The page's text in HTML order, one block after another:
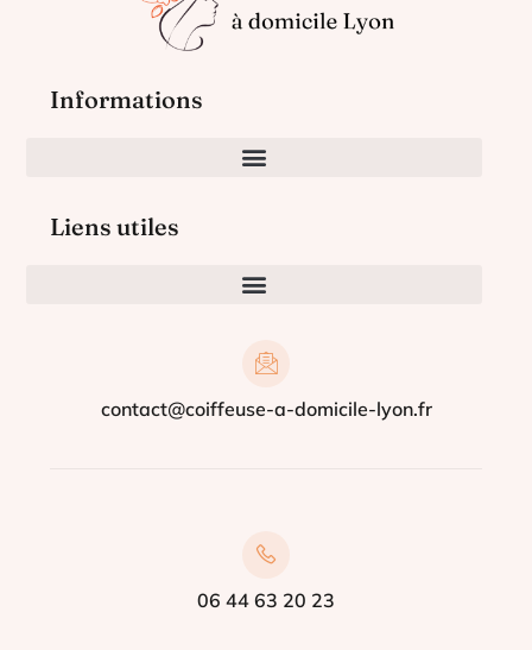
Informations
Liens utiles
contact@coiffeuse-a-domicile-lyon.fr
06 44 63 20 23